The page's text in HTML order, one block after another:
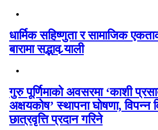
धार्मिक सहिष्णुता र सामाजिक
बारामा सद्भाव र्‍याली
गुरु पूर्णिमाको अवसरमा ‘काशी
अक्षयकोष’ स्थापना घोषणा, विपन्न
छात्रवृत्ति प्रदान गरिने